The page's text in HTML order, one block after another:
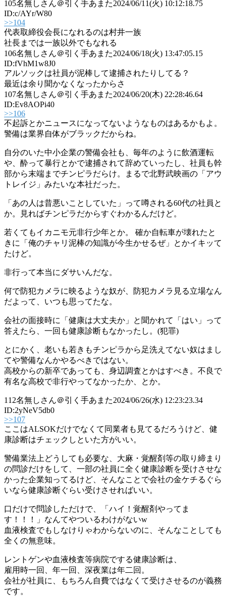
105名無しさん＠引く手あまた2024/06/11(火) 10:12:18.75
ID:c/AYr/W80
>>104
代表取締役会長になれるのは村井一族
社長までは一族以外でもなれる
106名無しさん＠引く手あまた2024/06/18(火) 13:47:05.15
ID:fVhM1w8J0
アルソックは社員が泥棒して逮捕されたりしてる？
最近は余り聞かなくなったからさ
107名無しさん＠引く手あまた2024/06/20(木) 22:28:46.64
ID:Ev8AOPi40
>>106
不起訴とかニュースになってないようなものはあるかもよ。
警備は業界自体がブラックだからね。
自分のいた中小企業の警備会社も、毎年のように飲酒運転
や、酔って暴行とかで逮捕されて辞めていったし、社員も幹
部から末端までチンピラだらけ。まるで北野武映画の「アウ
トレイジ」みたいな本社だった。
「あの人は昔悪いことしていた」って噂される60代の社員と
か。見ればチンピラだからすぐわかるんだけど。
若くてもイカニモ元非行少年とか。 確か自転車が壊れたと
きに「俺のチャリ泥棒の知識が今生かせるぜ」とかイキッて
たけど。
非行って本当にダサいんだな。
何で防犯カメラに映るような奴が、防犯カメラ見る立場なん
だよって、いつも思ってたな。
会社の面接時に「健康は大丈夫か」と聞かれて「はい」って
答えたら、一回も健康診断もなかったし。(犯罪)
とにかく、老いも若きもチンピラから足洗えてない奴はまし
てや警備なんかやるべきではない。
高校からの新卒であっても、身辺調査とかはすべき。不良で
有名な高校で非行やってなかったか、とか。
112名無しさん＠引く手あまた2024/06/26(水) 12:23:23.34
ID:2yNeV5db0
>>107
ここはALSOKだけでなくて同業者も見てるだろうけど、健
康診断はチェックしといた方がいい。
警備業法上どうしても必要な、大麻・覚醒剤等の取り締まり
の問診だけをして、一部の社員に全く健康診断を受けさせな
かった企業知ってるけど、そんなことで会社の金ケチるぐら
いなら健康診断ぐらい受けさせればいい。
口だけで問診しただけで、「ハイ！覚醒剤やってま
す！！！」なんてやついるわけがないw
血液検査でもしなけりゃわからないのに、そんなことしても
全くの無意味。
レントゲンや血液検査等病院でする健康診断は、
雇用時一回、年一回、深夜業は年二回。
会社が社員に、もちろん自費ではなくて受けさせるのが義務
です。